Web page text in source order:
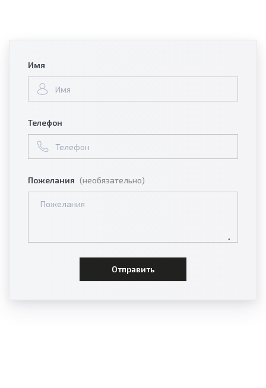
Имя
Телефон
Пожелания (необязательно)